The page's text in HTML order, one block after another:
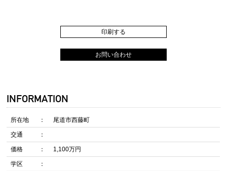
印刷する
お問い合わせ
INFORMATION
所在地 尾道市西藤町
交通
価格 1,100万円
学区